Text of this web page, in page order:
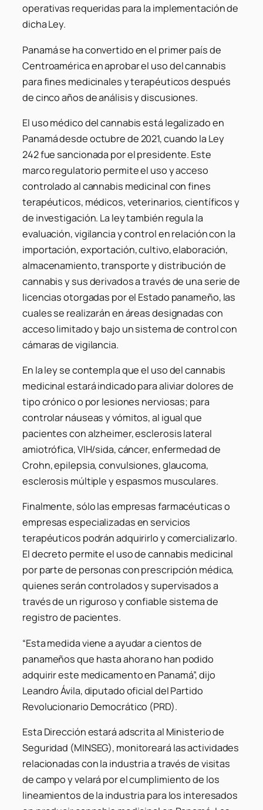
operativas requeridas para la implementación de
dicha Ley.
Panamá se ha convertido en el primer país de
Centroamérica en aprobar el uso del cannabis
para fines medicinales y terapéuticos después
de cinco años de análisis y discusiones.
El uso médico del cannabis está legalizado en
Panamá desde octubre de 2021, cuando la Ley
242 fue sancionada por el presidente. Este
marco regulatorio permite el uso y acceso
controlado al cannabis medicinal con fines
terapéuticos, médicos, veterinarios, científicos y
de investigación. La ley también regula la
evaluación, vigilancia y control en relación con la
importación, exportación, cultivo, elaboración,
almacenamiento, transporte y distribución de
cannabis y sus derivados a través de una serie de
licencias otorgadas por el Estado panameño, las
cuales se realizarán en áreas designadas con
acceso limitado y bajo un sistema de control con
cámaras de vigilancia.
En la ley se contempla que el uso del cannabis
medicinal estará indicado para aliviar dolores de
tipo crónico o por lesiones nerviosas; para
controlar náuseas y vómitos, al igual que
pacientes con alzheimer, esclerosis lateral
amiotrófica, VIH/sida, cáncer, enfermedad de
Crohn, epilepsia, convulsiones, glaucoma,
esclerosis múltiple y espasmos musculares.
Finalmente, sólo las empresas farmacéuticas o
empresas especializadas en servicios
terapéuticos podrán adquirirlo y comercializarlo.
El decreto permite el uso de cannabis medicinal
por parte de personas con prescripción médica,
quienes serán controlados y supervisados ​​a
través de un riguroso y confiable sistema de
registro de pacientes.
“Esta medida viene a ayudar a cientos de
panameños que hasta ahora no han podido
adquirir este medicamento en Panamá”, dijo
Leandro Ávila, diputado oficial del Partido
Revolucionario Democrático (PRD).
Esta Dirección estará adscrita al Ministerio de
Seguridad (MINSEG), monitoreará las actividades
relacionadas con la industria a través de visitas
de campo y velará por el cumplimiento de los
lineamientos de la industria para los interesados ​​